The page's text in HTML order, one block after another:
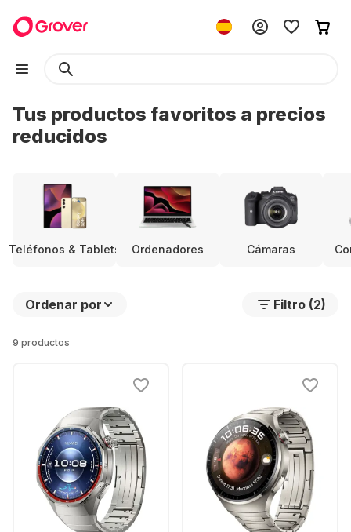
Tus productos favoritos a precios
reducidos
Teléfonos & Tablets Ordenadores Cámaras
Ordenar por Filtro (2)
9 productos